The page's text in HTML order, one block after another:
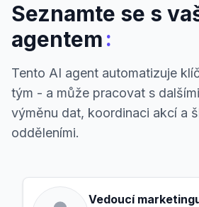
Seznamte se s
agentem:
Tento AI agent automatizuje
tým - a může pracovat s
výměnu dat, koordinaci akcí a
odděleními.
Vedoucí